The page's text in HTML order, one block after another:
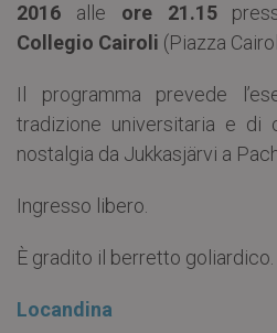
2016 alle ore 21.15
Collegio Cairoli (Piazza
Il programma prevede
tradizione universitaria e di
nostalgia da Jukkasjärvi a
Ingresso libero.
È gradito il berretto goliardico.
Locandina